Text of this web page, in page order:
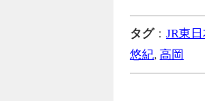
タグ： JR東
悠紀, 高岡